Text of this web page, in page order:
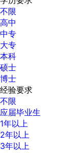
不限
高中
中专
大专
本科
硕士
博士
经验要求
不限
应届毕业生
1年以上
2年以上
3年以上